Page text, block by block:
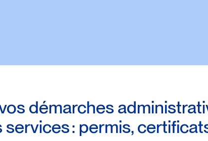
démarches
: permis,